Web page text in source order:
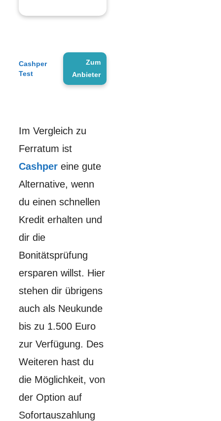
Cashper
Test
Zum
Anbieter
Im Vergleich zu
Ferratum ist
Cashper eine gute
Alternative, wenn
du einen schnellen
Kredit erhalten und
dir die
Bonitätsprüfung
ersparen willst. Hier
stehen dir übrigens
auch als Neukunde
bis zu 1.500 Euro
zur Verfügung. Des
Weiteren hast du
die Möglichkeit, von
der Option auf
Sofortauszahlung